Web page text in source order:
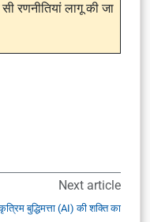
रणनीतियां लागू की जा
Next article
बुद्धिमत्ता (AI) की शक्ति का